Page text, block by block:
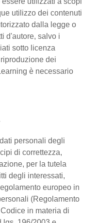
utilizzo dei contenuti
dalla legge o
d'autore, salvo i
sotto licenza
dei
è necessario
personali degli
di correttezza,
per la tutela
degli interessati,
europeo in
(Regolamento
in materia di